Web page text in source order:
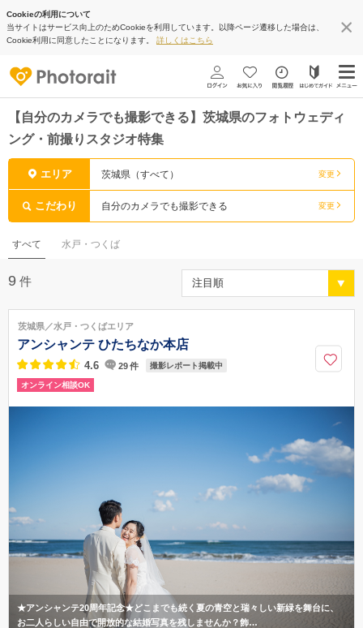
Cookieの利用について
当サイトはサービス向上のためCookieを利用しています。以降ページ遷移した場合は、
Cookie利用に同意したことになります。 詳しくはこちら
【自分のカメラでも撮影できる】茨城県のフォトウェディ
ング・前撮りスタジオ特集
エリア 茨城県（すべて） 変更
こだわり 自分のカメラでも撮影できる 変更
すべて 水戸・つくば
9 件
茨城県／水戸・つくばエリア
アンシャンテ ひたちなか本店
4.6 29件 撮影レポート掲載中
オンライン相談OK
★アンシャンテ20周年記念★どこまでも続く夏の青空と瑞々しい新緑を舞台に、
お二人らしい自由で開放的な結婚写真を残しませんか？飾…